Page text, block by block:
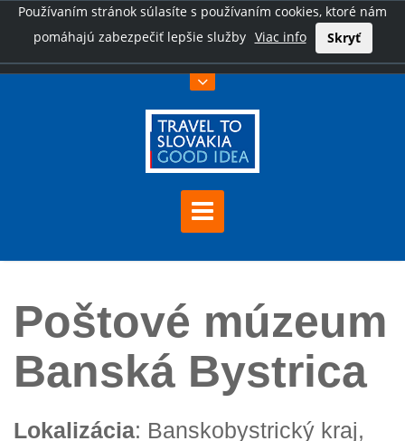
Používaním stránok súlasíte s používaním cookies, ktoré nám
pomáhajú zabezpečiť lepšie služby Viac info Skryť
Poštové múzeum Banská Bystrica
Poštové múzeum
Banská Bystrica
Lokalizácia: Banskobystrický kraj,